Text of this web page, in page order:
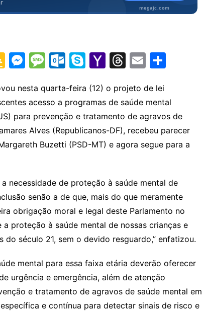
G
o
gl
e
Cl
sr
o
o
m
M
s
s
e
n
M
s
s
a
g
O
lo
o
k.
c
S
y
p
e
Y
h
o
o
M
T
e
a
d
s
E
ai
l
e
nesta quarta-feira (12) o projeto de lei
acesso a programas de saúde mental
para prevenção e tratamento de agravos de
Alves (Republicanos-DF), recebeu parecer
Buzetti (PSD-MT) e agora segue para a
necessidade de proteção à saúde mental de
senão a de que, mais do que meramente
obrigação moral e legal deste Parlamento no
proteção à saúde mental de nossas crianças e
século 21, sem o devido resguardo,” enfatizou.
mental para essa faixa etária deverão oferecer
urgência e emergência, além de atenção
e tratamento de agravos de saúde mental em
e contínua para detectar sinais de risco e